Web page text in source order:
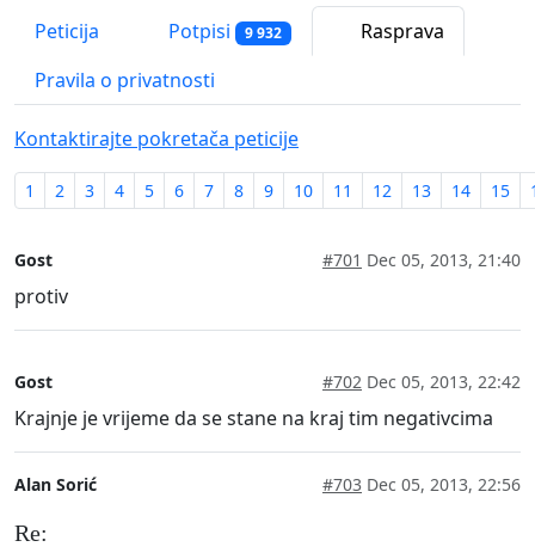
Peticija Potpisi 9 932
Rasprava
Pravila o privatnosti
Kontaktirajte pokretača peticije
1 2 3 4 5 6 7 8 9 10 11 12 13 14 15
Gost #701 Dec 05, 2013, 21:40
protiv
Gost #702 Dec 05, 2013, 22:42
Krajnje je vrijeme da se stane na kraj tim negativcima
Alan Sorić #703 Dec 05, 2013, 22:56
Re: